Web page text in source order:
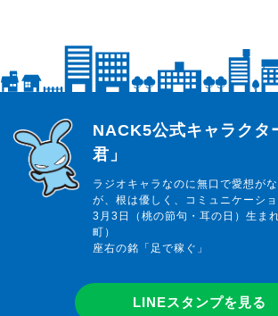
らじっと君
NACK5公式キャラクタ
君」
ラジオキャラなのに無口で愛想が
が、根は優しく、コミュニケーシ
3月3日（桃の節句・耳の日）生ま
町）
座右の銘「足で稼ぐ」
LINEスタンプを見る